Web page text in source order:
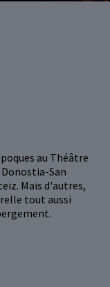
au Théâtre
San
Mais d'autres,
tout aussi